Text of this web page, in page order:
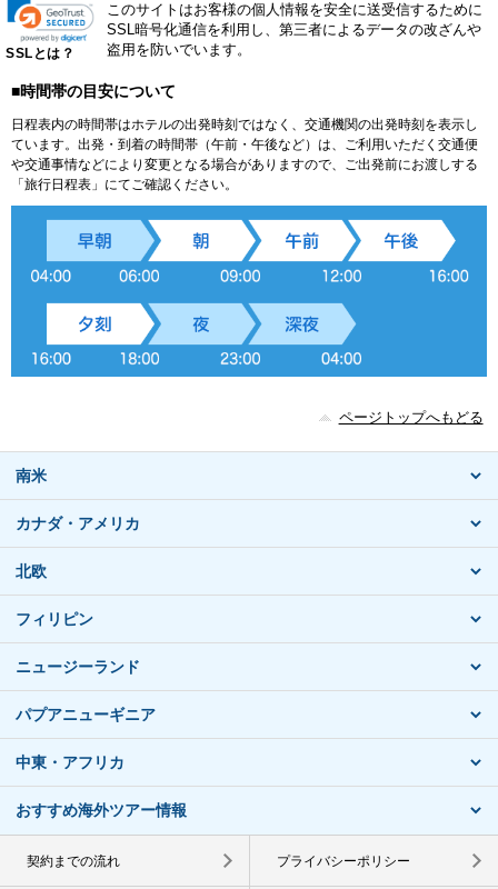
SSLとは？
このサイトはお客様の個人情報を安全に送受信するために
SSL暗号化通信を利用し、第三者によるデータの改ざんや
盗用を防いでいます。
■時間帯の目安について
日程表内の時間帯はホテルの出発時刻ではなく、交通機関の出発時刻を表示し
ています。出発・到着の時間帯（午前・午後など）は、ご利用いただく交通便
や交通事情などにより変更となる場合がありますので、ご出発前にお渡しする
「旅行日程表」にてご確認ください。
ページトップへもどる
南米
カナダ・アメリカ
北欧
フィリピン
ニュージーランド
パプアニューギニア
中東・アフリカ
おすすめ海外ツアー情報
契約までの流れ プライバシーポリシー